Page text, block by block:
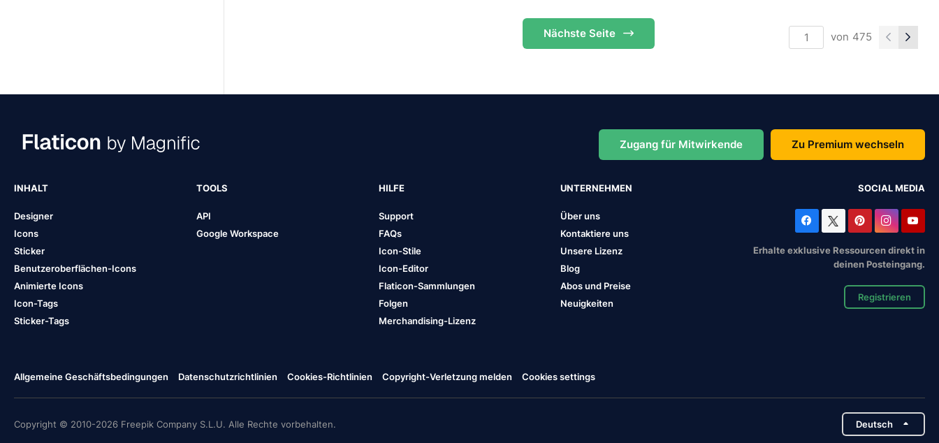
Nächste Seite von 475
Zugang für Mitwirkende Zu Premium wechseln
INHALT
Designer
Icons
Sticker
Benutzeroberflächen-Icons
Animierte Icons
Icon-Tags
Sticker-Tags
TOOLS
API
Google Workspace
HILFE
Support
FAQs
Icon-Stile
Icon-Editor
Flaticon-Sammlungen
Folgen
Merchandising-Lizenz
UNTERNEHMEN
Über uns
Kontaktiere uns
Unsere Lizenz
Blog
Abos und Preise
Neuigkeiten
SOCIAL MEDIA
Erhalte exklusive Ressourcen direkt in
deinen Posteingang.
Registrieren
Allgemeine Geschäftsbedingungen Datenschutzrichtlinien Cookies-Richtlinien Copyright-Verletzung melden Cookies settings
Copyright © 2010-2026 Freepik Company S.L.U. Alle Rechte vorbehalten. Deutsch